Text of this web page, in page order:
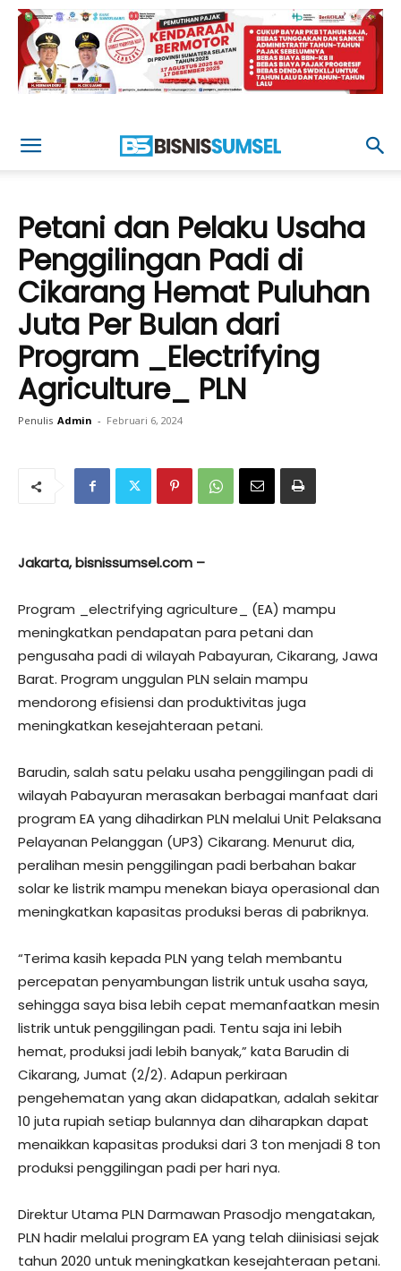
Petani dan Pelaku Usaha
Penggilingan Padi di
Cikarang Hemat Puluhan
Juta Per Bulan dari
Program _Electrifying
Agriculture_ PLN
Penulis Admin - Februari 6, 2024
Jakarta, bisnissumsel.com –
Program _electrifying agriculture_ (EA) mampu
meningkatkan pendapatan para petani dan
pengusaha padi di wilayah Pabayuran, Cikarang, Jawa
Barat. Program unggulan PLN selain mampu
mendorong efisiensi dan produktivitas juga
meningkatkan kesejahteraan petani.
Barudin, salah satu pelaku usaha penggilingan padi di
wilayah Pabayuran merasakan berbagai manfaat dari
program EA yang dihadirkan PLN melalui Unit Pelaksana
Pelayanan Pelanggan (UP3) Cikarang. Menurut dia,
peralihan mesin penggilingan padi berbahan bakar
solar ke listrik mampu menekan biaya operasional dan
meningkatkan kapasitas produksi beras di pabriknya.
“Terima kasih kepada PLN yang telah membantu
percepatan penyambungan listrik untuk usaha saya,
sehingga saya bisa lebih cepat memanfaatkan mesin
listrik untuk penggilingan padi. Tentu saja ini lebih
hemat, produksi jadi lebih banyak,” kata Barudin di
Cikarang, Jumat (2/2). Adapun perkiraan
pengehematan yang akan didapatkan, adalah sekitar
10 juta rupiah setiap bulannya dan diharapkan dapat
menaikkan kapasitas produksi dari 3 ton menjadi 8 ton
produksi penggilingan padi per hari nya.
Direktur Utama PLN Darmawan Prasodjo mengatakan,
PLN hadir melalui program EA yang telah diinisiasi sejak
tahun 2020 untuk meningkatkan kesejahteraan petani.